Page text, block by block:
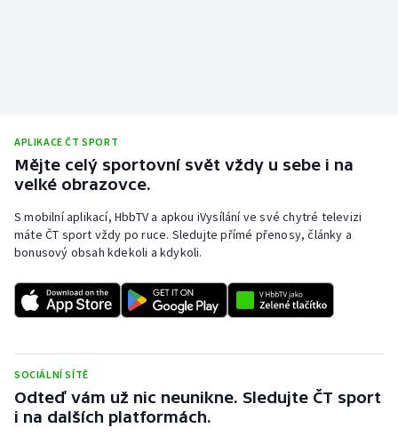
Plážový volejbal
Ragby
Rychlobruslení
Rychlostní kanoistika
Sportovní střelba
Stolní tenis
APLIKACE ČT SPORT
Mějte celý sportovní svět vždy u sebe i na
velké obrazovce.
S mobilní aplikací, HbbTV a apkou iVysílání ve své chytré televizi
máte ČT sport vždy po ruce. Sledujte přímé přenosy, články a
bonusový obsah kdekoli a kdykoli.
SOCIÁLNÍ SÍTĚ
Odteď vám už nic neunikne. Sledujte ČT sport
i na dalších platformách.